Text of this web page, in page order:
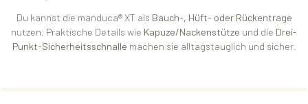
Du kannst die manduca® XT als Bauch-, Hüft- oder Rückentrage
nutzen. Praktische Details wie Kapuze/Nackenstütze und die Drei-
Punkt-Sicherheitsschnalle machen sie alltagstauglich und sicher.